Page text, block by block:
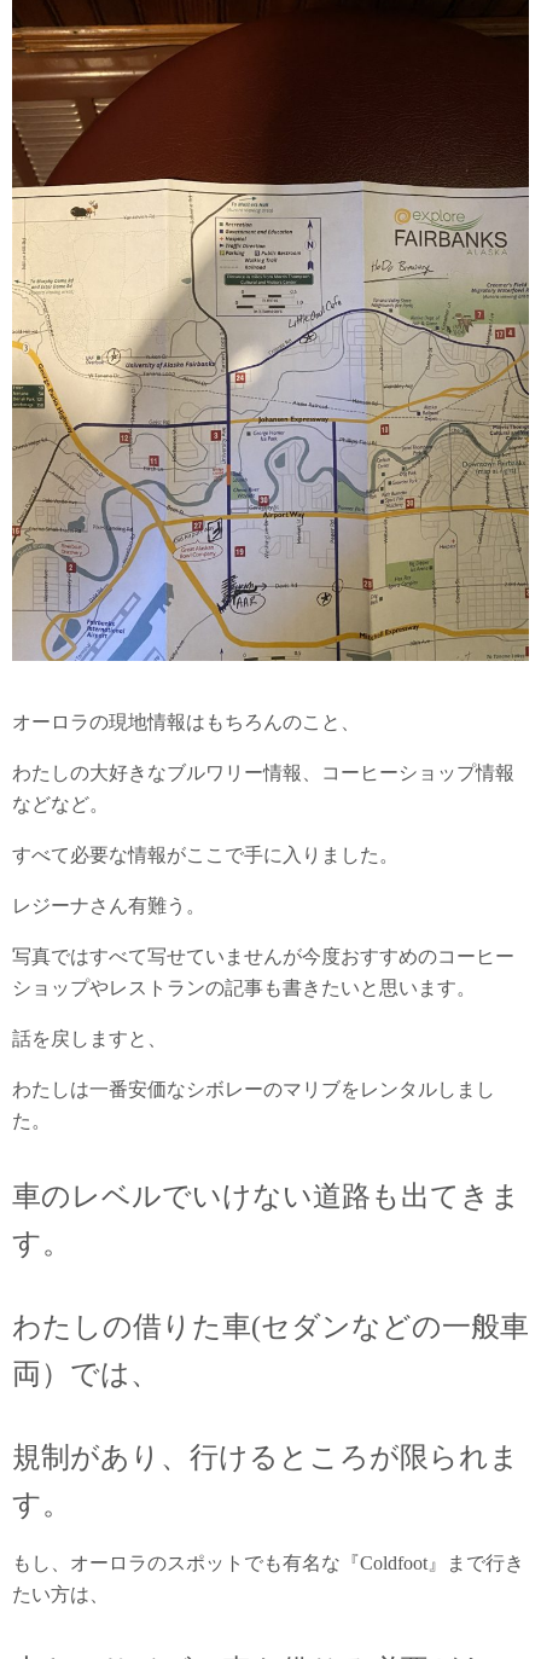
オーロラの現地情報はもちろんのこと、
わたしの大好きなブルワリー情報、コーヒーショップ情報
などなど。
すべて必要な情報がここで手に入りました。
レジーナさん有難う。
写真ではすべて写せていませんが今度おすすめのコーヒー
ショップやレストランの記事も書きたいと思います。
話を戻しますと、
わたしは一番安価なシボレーのマリブをレンタルしまし
た。
車のレベルでいけない道路も出てきま
す。
わたしの借りた車(セダンなどの一般車
両）では、
規制があり、行けるところが限られま
す。
もし、オーロラのスポットでも有名な『Coldfoot』まで行き
たい方は、